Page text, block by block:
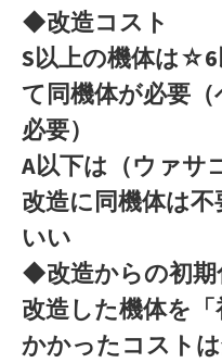
◆改造コスト
S以上の機体は☆6
て同機体が必要
必要）
A以下は（ウァサ
改造に同機体は
いい
◆改造からの初期
改造した機体を
かかったコスト